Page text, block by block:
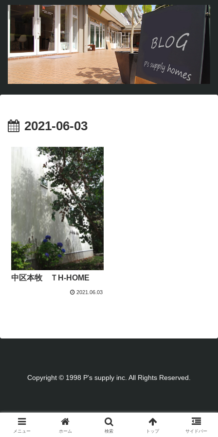
2021-06-03
中区本牧 ＴH-HOME
2021.06.03
Copyright © 1998 P's supply inc. All Rights Reserved.
メニュー ホーム 検索 トップ サイドバー